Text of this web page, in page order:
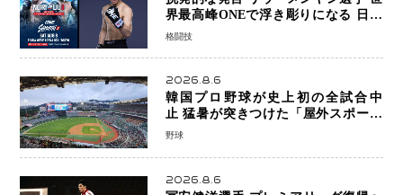
界最高峰ONEで浮き彫りになる 日本
キックボクシングが直面する“技術
格闘技
2026.8.6
韓国プロ野球が史上初の全試合中
止 猛暑が突きつけた「屋外スポーツ
の限界」 日本発のドーム型施設時代
野球
2026.8.6